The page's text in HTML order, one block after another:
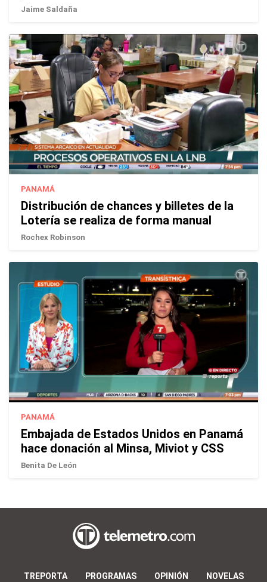
Jaime Saldaña
PANAMÁ
Distribución de chances y billetes de la
Lotería se realiza de forma manual
Rochex Robinson
PANAMÁ
Embajada de Estados Unidos en Panamá
hace donación al Minsa, Miviot y CSS
Benita De León
TREPORTA PROGRAMAS OPINIÓN NOVELAS